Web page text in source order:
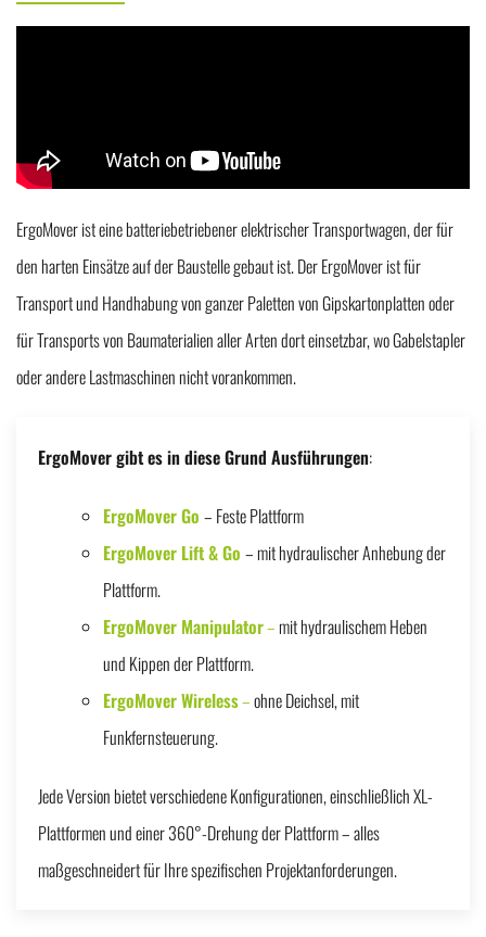
ErgoMover ist eine batteriebetriebener elektrischer Transportwagen, der für
den harten Einsätze auf der Baustelle gebaut ist. Der ErgoMover ist für
Transport und Handhabung von ganzer Paletten von Gipskartonplatten oder
für Transports von Baumaterialien aller Arten dort einsetzbar, wo Gabelstapler
oder andere Lastmaschinen nicht vorankommen.
ErgoMover gibt es in diese Grund Ausführungen:
ErgoMover Go – Feste Plattform
ErgoMover Lift & Go – mit hydraulischer Anhebung der
Plattform.
ErgoMover Manipulator–mit hydraulischem Heben
und Kippen der Plattform.
ErgoMover Wireless–ohne Deichsel, mit
Funkfernsteuerung.
Jede Version bietet verschiedene Konfigurationen, einschließlich XL-
Plattformen und einer 360°-Drehung der Plattform – alles
maßgeschneidert für Ihre spezifischen Projektanforderungen.